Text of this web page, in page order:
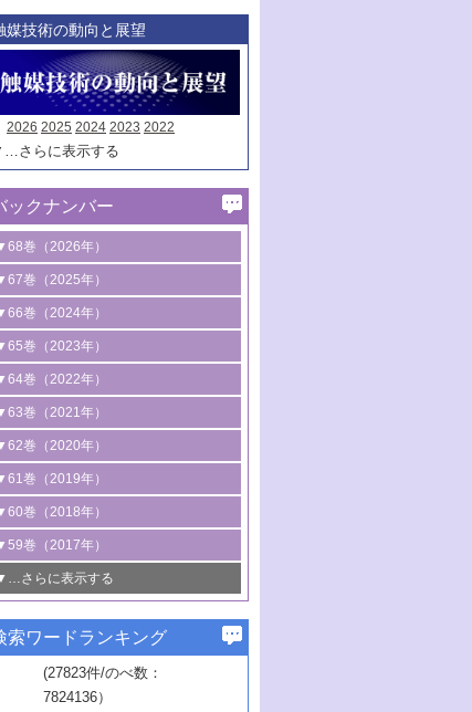
媒技術の動向と展望
2026 2025 2024 2023 2022
さらに表示する
ックナンバー
巻（2026年）
号 過酸化水素合成に関する研究動向
号 コンピューター技術により加速する
媒開発
有機分子変換やCO 資源化のための
触媒に関する最近の研究
号 第137回触媒討論会（2026年）
巻（2025年）
号 CO
水素化によるグリーン燃料/グリ
ンケミカル製造
2号 水素製造のための水分解技術に関す
最近の研究
オレフィン系樹脂の精密合成に関す
る最新技術
号 アルコール類の効率的変換を実現す
非貴金属触媒の研究動向
5号 ゼオライトの合成と応用における研
動向
ヘテロ接合界面
号 第135回触媒討論会（2025年）
巻（2024年）
号 低次元ナノ構造を有する触媒材料
号 規制反応場を活用した固体触媒研究
新展開
未踏分子変換を目指した酸化触媒プ
ロセスの最前線
4号 シンクロトロン放射光および中性子
を利用した触媒解析技術の最先端
号 単原子触媒
号 参照触媒委員会からのお知らせ
号 第133回触媒討論会（2023年）
巻（2023年）
号 炭素が関わる触媒機能
号 プラスチックケミカルリサイクルの
めの触媒技術
非酸化物系金属化合物を基盤とした
触媒材料の開発
4号 格子酸素・格子酸素欠陥を利用した
媒反応
号 生体触媒によるエネルギー変換反応
窒素とリンの循環のための触媒・機
性材料
巻（2022年）
号 合成ガス製造とCOを用いるケミカル
ズ合成の最新動向
化学品合成のための合金触媒開発
CO の排出削減および有効活用のた
の触媒技術
若手による情報発信企画～とびたて
き触媒の研究者たち～（1）
き触媒の研究者たち～（2）
6号 石油のノーブル・ユースを志向した
触媒技術
巻（2021年）
号 金触媒の新展開
号 ペロブスカイト
号 特殊反応場を利用した触媒的分子変
反応
多孔質材料を用いた触媒の新展開
情報学的手法を用いた触媒開発
カーボンニュートラルに向けた電解
術
B号 第127回触媒討論会（2021年・オン
ライン開催(Zoom)のみ）
巻（2020年）
号 触媒設計を拓く欠陥構造のキャラク
タリゼーション
機能化学品製造に資するクリーンな
媒的酸化反応
3号 水処理のための触媒化学
光触媒を用いた水分解の最新の研究
向
5号 次世代の触媒プロセスを支えるマイ
巻（2019年）
号 物質移動制御に着目した触媒プロセ
ス開発
CO2 フリー水素サプライチェーンに
わる触媒開発動向
精密高分子合成に関する最近の研究
向
4号 バイオマス化成品製造のための触媒
巻（2018年）
号 固体酸触媒の最新の研究動向
号 二酸化炭素からの有用化学品合成
ナノ粒子・クラスター触媒の最前線
60周年記念企画
5号 進化するゼオライト合成技術
6号 非貴金属系触媒における電気化学的
巻（2017年）
号 いたるところに，触媒
先端技術
3号 無機分離膜材料の開発と触媒反応プ
ロセスへの適用
さらに表示する
号 ユニークな構造の高分子を生み出す触
2号 リグニンからの化成品製造に向けた触
巻（2015年）
1号 水素キャリアにかかわる触媒技術の新
▼56巻（2014年）
索ワードランキング
(27823件/のべ数：
7824136）